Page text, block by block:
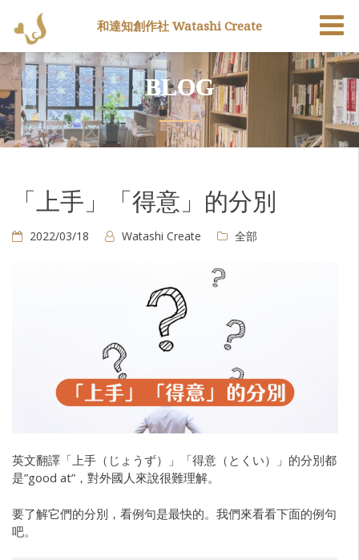
BLOG
「上手」「得意」的分別
2022/03/18 Watashi Create 全部
英文翻譯「上手（じょうず）」「得意（とくい）」的分別都
是”good at”，對外國人來說很難理解。
要了解它們的分別，看例句是最快的。我們來看看下面的例句
吧。
和達知創作社 Watashi Create